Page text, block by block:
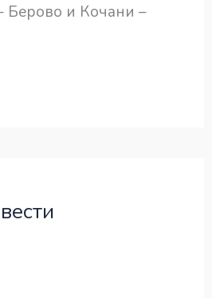
Берово и Кочани –